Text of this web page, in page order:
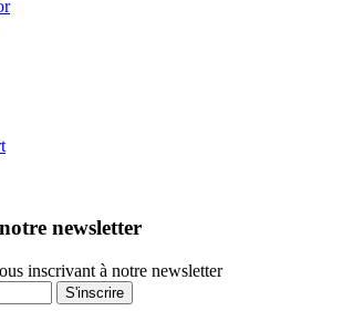
newsletter
inscrivant à notre newsletter
S'inscrire